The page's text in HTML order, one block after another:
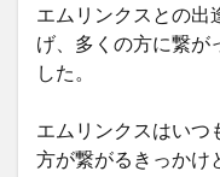
エムリンクスとの出
げ、多くの方に繋が
した。
エムリンクスはいつ
方が繋がるきっかけ